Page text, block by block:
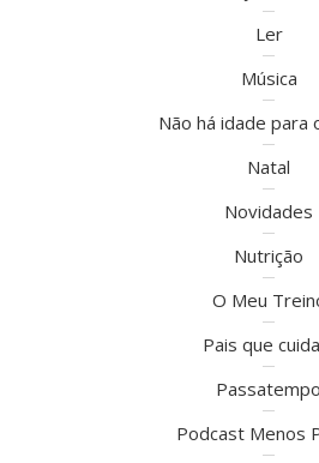
Ler
Música
Não há idade para
Natal
Novidades
Nutrição
O Meu
Pais que
Passatempo
Podcast Menos